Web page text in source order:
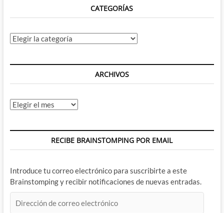
CATEGORÍAS
Categorías
ARCHIVOS
Archivos
RECIBE BRAINSTOMPING POR EMAIL
Introduce tu correo electrónico para suscribirte a este
Brainstomping y recibir notificaciones de nuevas entradas.
de